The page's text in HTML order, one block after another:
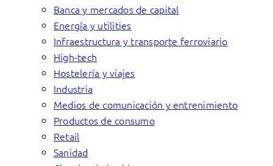
Banca y mercados de capital
Energía y utilities
Infraestructura y transporte ferroviario
High-tech
Hostelería y viajes
Industria
Medios de comunicación y entrenimiento
Productos de consumo
Retail
Sanidad